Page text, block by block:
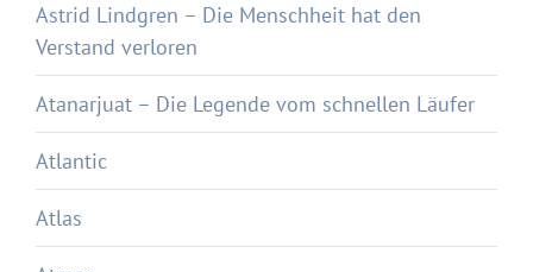
Astrid Lindgren – Die Menschheit hat den
Verstand verloren
Atanarjuat – Die Legende vom schnellen Läufer
Atlantic
Atlas